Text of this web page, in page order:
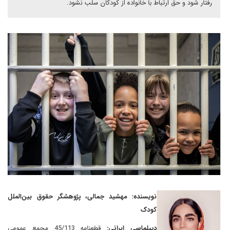
رفتار شود و حق ارتباط با خانواده از کودکان سلب نشود.
نویسنده: مهشید جمالی، پژوهشگر حقوق بین‌الملل
کودک